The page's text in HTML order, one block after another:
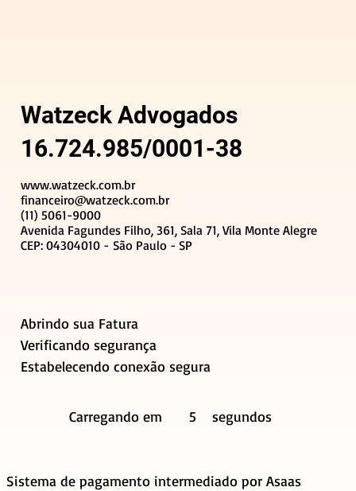
Watzeck Advogados
16.724.985/0001-38
www.watzeck.com.br
financeiro@watzeck.com.br
(11) 5061-9000
Avenida Fagundes Filho, 361, Sala 71, Vila Monte Alegre
CEP: 04304010 - São Paulo - SP
Abrindo sua Fatura
Estabelecendo conexão segura
Carregando em 5 segundos
Verificando segurança
Sistema de pagamento intermediado por Asaas